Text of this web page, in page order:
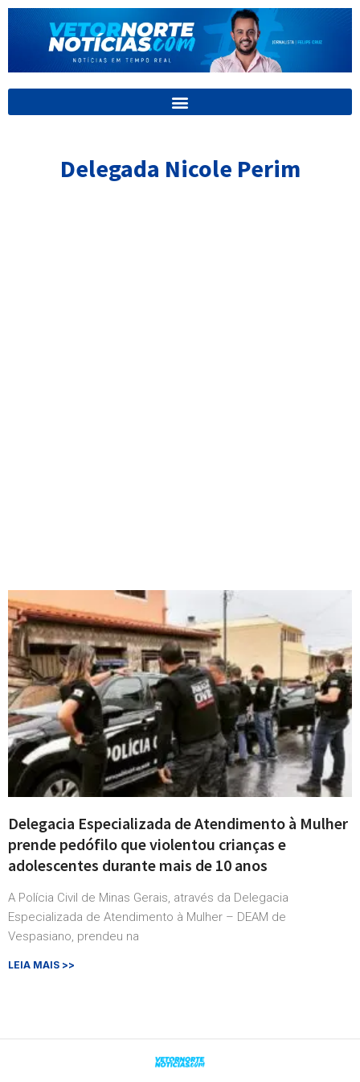
para
conteúdo
Delegada Nicole Perim
Delegacia Especializada de Atendimento à Mulher
prende pedófilo que violentou crianças e
adolescentes durante mais de 10 anos
A Polícia Civil de Minas Gerais, através da Delegacia
Especializada de Atendimento à Mulher – DEAM de
Vespasiano, prendeu na
LEIA MAIS >>